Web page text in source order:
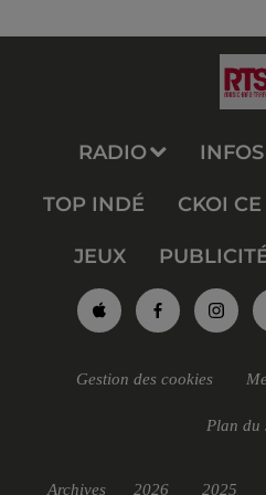
RADIO INFOS
TOP INDÉ CKOI
JEUX
Gestion des cookies
Plan du
Archives 2026 2025